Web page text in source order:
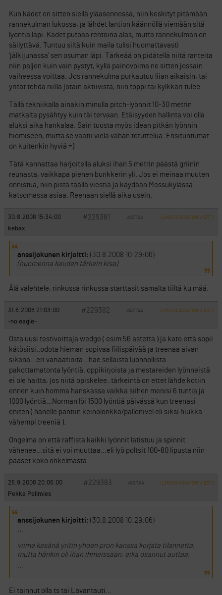
Kun kädet on sitten siellä yläasennossa, niin keskityt pitämään
rannekulman lukossa, ja lähdet lantion käännöllä viemään sitä
lyöntiä läpi. Kädet putoaa rentoina alas, mutta rannekulman on
säilyttävä. Tuntuu siltä kuin maila tulisi huomattavasti
’jälkijunassa’ sen osuman läpi. Tärkeää on pidätellä niitä ranteita
niin paljon kuin vain pystyt, kyllä painovoima ne sitten jossain
vaiheessa voittaa. Jos rannekulma purkautuu liian aikaisin, tai
yrität tehdä niillä jotain aktiivista, niin toppi tai kylkkäri tulee.
Tällä tekniikalla ainakin minulla pitch-lyönnit 10-30 metrin
matkalta pysähtyy kuin täi tervaan. Etäisyyden hallinta voi olla
aluksi aika hankalaa. Sain tuosta myös idean pitkän lyönnin
hiomiseen, mutta se vaatii vielä vähän totuttelua. Ensituntumat
on kuitenkin hyviä =)
Tätä kannattaa harjoitella aluksi ihan 5 metrin päästä griinin
reunasta, vaikkapa pienen bunkkerin yli. Jos ei meinaa muuten
onnistua, niin pistä täällä viestiä ja käydään Messukylässä
katsomassa asiaa. Reenaan siellä aika usein.
30.8.2008 15:34:00 #229381 VASTAA ILMOITA ASIATON VIESTI
kebax
anssijokunen kirjoitti: (30.8.2008 10:29:06)
(huomenna kauden tärkein kisa)
Älä valehtele, rinkussa rinkussa starttasit samalta tiiltä ku mää.
31.8.2008 21:03:00 #229382 VASTAA ILMOITA ASIATON VIESTI
-no eagle-
Osta uusi testivoittaja wedge ( esim 56 astetta ) ja kato että sopii
kätösiisi..odota hieman sopivaa fiilispäivää ja treenaa aivan
sikana…eri variaatioita…hae sellaista luonnollista
pakottamatonta lyöntiä. oppikirjoista ja mestareiden lyönneistä
ei ole haitta, jos niitä opiskelee..tärkeintä on ettet lähde kotiin
ennen kuin homma hanskassa vaikka siihen menisi 6 tuntia ja
1000 lyöntiä…Norman löi 1500 lyöntiä päivässä kun treenasi
eniten ( hänelle pantiin keinolonkka/pallonivel eli siksi hiukka
vähempi treeniä ).
Ongelma on että raffista kaikki lyönnit latistuu ja spinnit
vähenee…sitä ei voi muuttaa…eli lyö poltsit 100-80 lipusta niin
pääset koko onkelmasta.
26.9.2008 20:06:00 #229383 VASTAA ILMOITA ASIATON VIESTI
Pekka Pelimies
anssijokunen kirjoitti: (30.8.2008 10:29:06)
…
viime kesänä yritin yhden pron kanssa korjata tilannetta,
mutta hänkin oli ihan ihmeissään, eikä osannut auttaa.
…
Ei tainnut olla ts tai Lavantauti…